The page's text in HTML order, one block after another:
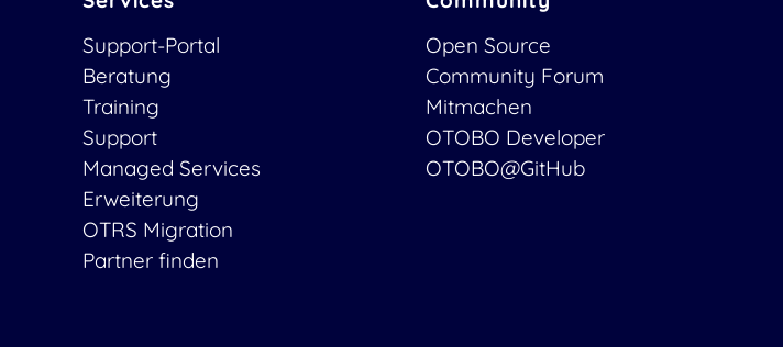
Support-Portal
Beratung
Training
Support
Managed Services
Erweiterung
OTRS Migration
Partner finden
Open Source
Community Forum
Mitmachen
OTOBO Developer
OTOBO@GitHub